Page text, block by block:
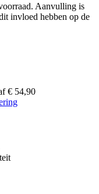
Aanvulling is
invloed hebben op de
€ 54,90